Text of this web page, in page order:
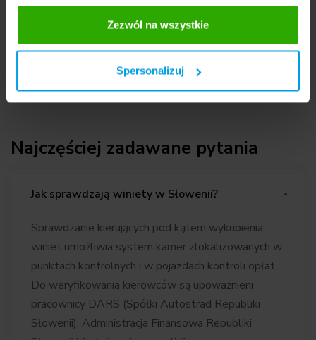
reklamowym i analitycznym, z którymi współpracujemy.
Te z kolei mogą łączyć te informacje z innymi
informacjami, które im przekazałeś, korzystając z ich
Zezwól na wszystkie
Spersonalizuj
Wystarczy odpowiednio wytyczyć trasę w
nawigacji, aby uniknąć wykupu winiety i tym
samym — zaoszczędzić 30 euro.
Najczęściej zadawane pytania
Jak sprawdzają winiety w Słowenii?
Sprawdzanie kierujących pod kątem wykupienia
winiet umożliwia system kamer zlokalizowanych w
punktach kontrolnych i w pojazdach kontroli opłat.
Do weryfikowania kierowców są upoważnieni
pracownicy DARS (Spółki Autostrad Republiki
Słowenii), Administracja Finansowa Republiki